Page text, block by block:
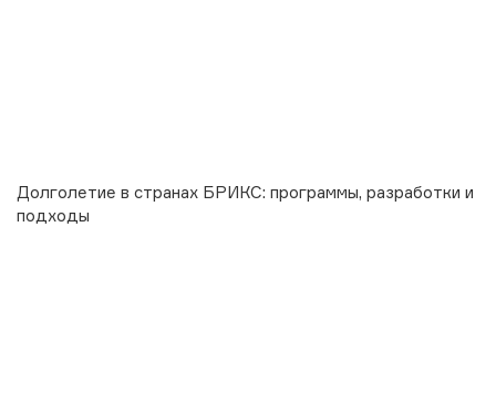
Долголетие в странах БРИКС: программы, разработки и
подходы